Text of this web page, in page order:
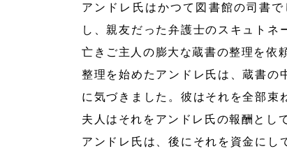
アンドレ氏はかつて図書館の司書
し、親友だった弁護士のスキュトネ
亡きご主人の膨大な蔵書の整理を依
整理を始めたアンドレ氏は、蔵書の
に気づきました。彼はそれを全部束
夫人はそれをアンドレ氏の報酬とし
アンドレ氏は、後にそれを資金にし